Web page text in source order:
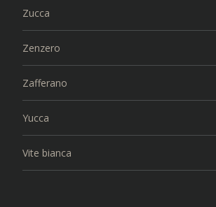
Zucca
Zenzero
Zafferano
Yucca
Vite bianca